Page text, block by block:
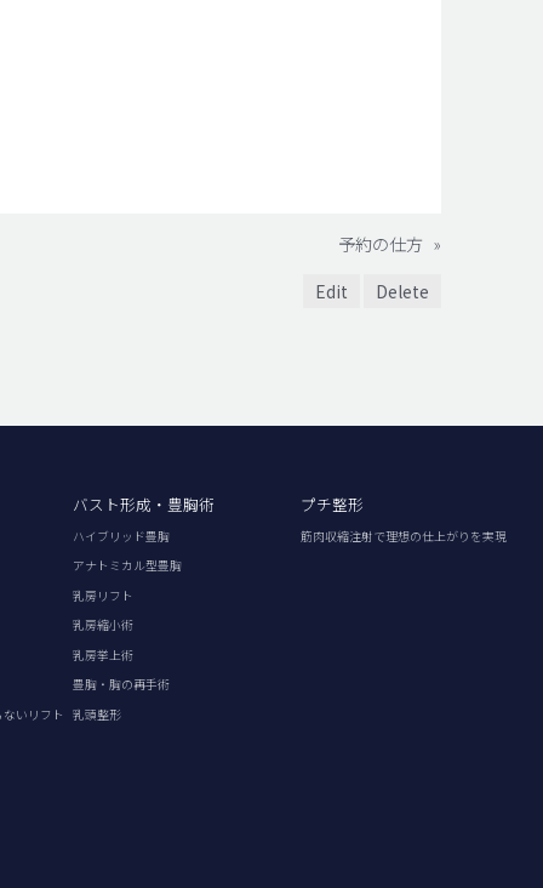
予約の仕方 »
Edit
Delete
いリフト
バスト形成・豊胸術
ハイブリッド豊胸
アナトミカル型豊胸
乳房リフト
乳房縮小術
乳房挙上術
豊胸・胸の再手術
乳頭整形
プチ整形
筋肉収縮注射で理想の仕上がりを実現